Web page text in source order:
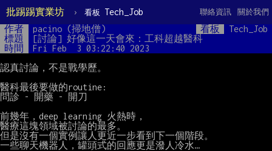
批踢踢實業坊 › 看板 Tech_Job 關於我們
聯絡資訊
作者 pacino (掃地僧) 看板
Tech_Job
標題
[討論] 好像這一天會來：工科超越醫科
時間
Fri Feb  3 03:22:40 2023
認真討論，不是戰學歷。
醫科最後要做的routine:
問診 - 開藥 - 開刀
前幾年，deep learning 火熱時，
醫療這塊領域被討論的最多。
但是沒有一個實例讓人更近一步看到下一個階段。
一些聊天機器人，罐頭式的回應更是潑人冷水…